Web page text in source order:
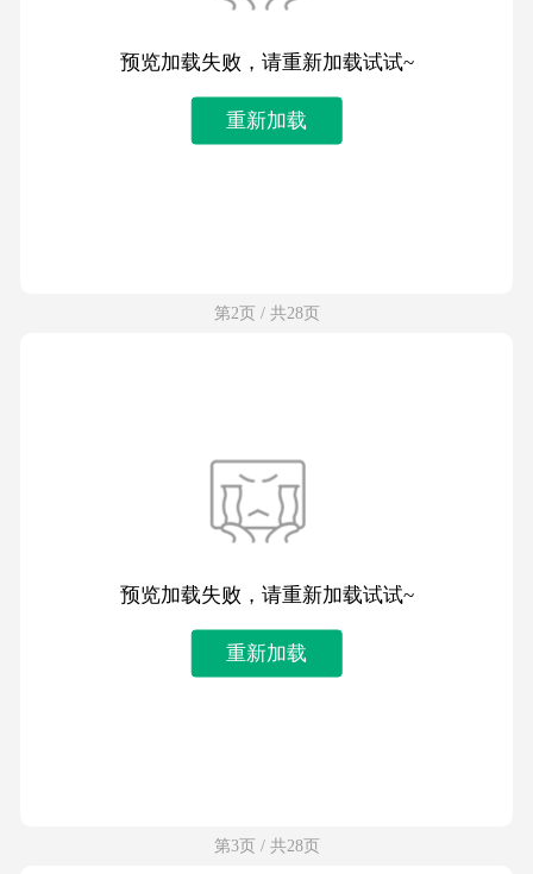
预览加载失败，请重新加载试试~
重新加载
第2页 / 共28页
预览加载失败，请重新加载试试~
重新加载
第3页 / 共28页